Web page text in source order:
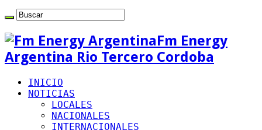
Fm Energy
Argentina Rio Tercero Cordoba
INICIO
NOTICIAS
LOCALES
NACIONALES
INTERNACIONALES